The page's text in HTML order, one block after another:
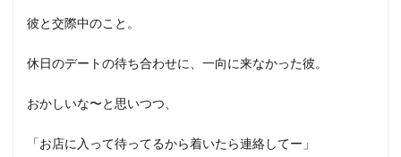
彼と交際中のこと。
休日のデートの待ち合わせに、一向に来なかった彼。
おかしいな〜と思いつつ、
「お店に入って待ってるから着いたら連絡してー」